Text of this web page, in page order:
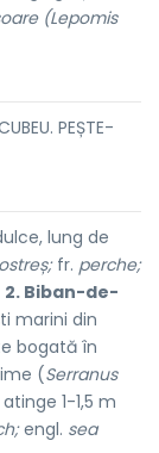
(Lepomis
PEȘTE-
lung de
fr. perche;
2. Biban-de-
marini din
bogată în
(Serranus
1-1,5 m
engl. sea